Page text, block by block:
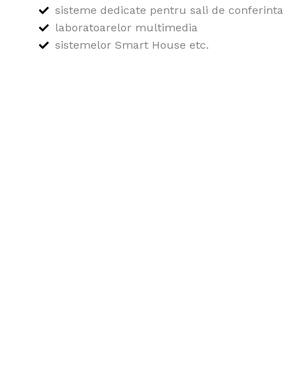
sisteme dedicate pentru sali de conferinta
laboratoarelor multimedia
sistemelor Smart House etc.